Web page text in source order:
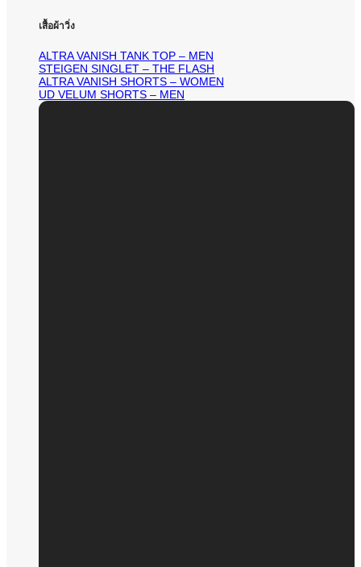
เสื้อผ้าวิ่ง
ALTRA VANISH TANK TOP – MEN
STEIGEN SINGLET – THE FLASH
ALTRA VANISH SHORTS – WOMEN
UD VELUM SHORTS – MEN